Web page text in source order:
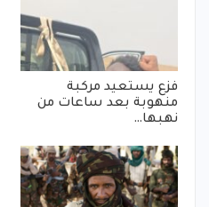
فزع يستعيد مركبة
منهوبة بعد ساعات من
نهبها…